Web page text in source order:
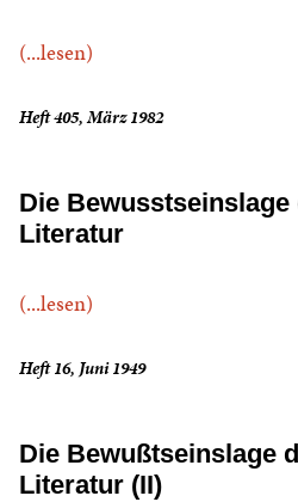
(...lesen)
Heft 405, März 1982
Die
Literatur
(...lesen)
Heft 16, Juni 1949
Die Bewußtseinslage
Literatur (II)